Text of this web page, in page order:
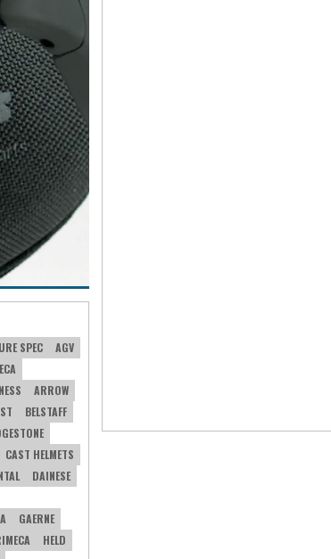
SPEC
AGV
ARROW
BELSTAFF
CAST HELMETS
DAINESE
GAERNE
HELD